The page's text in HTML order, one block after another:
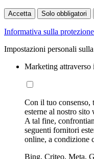
Accetta Solo obbligatori
Informativa sulla
Impostazioni personali
Marketing attraverso
Con il tuo consenso,
esterne al nostro
A tal fine,
seguenti fornitori
online, a condizione
Bing, Criteo, Meta,